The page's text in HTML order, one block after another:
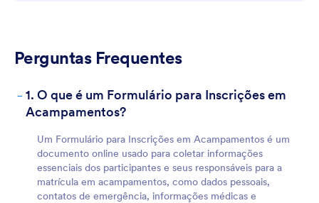
Perguntas Frequentes
- 1. O que é um Formulário para Inscrições em
Acampamentos?
Um Formulário para Inscrições em Acampamentos é um
documento online usado para coletar informações
essenciais dos participantes e seus responsáveis para a
matrícula em acampamentos, como dados pessoais,
contatos de emergência, informações médicas e